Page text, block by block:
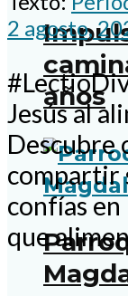
años
2 agosto,
Jesús al
Descubre
compartir
confías
que